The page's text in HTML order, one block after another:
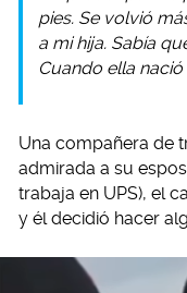
pies. Se volvió
a mi hija. Sabía
Cuando ella nació
Una compañera de
admirada a su
trabaja en UPS), el
y él decidió hacer